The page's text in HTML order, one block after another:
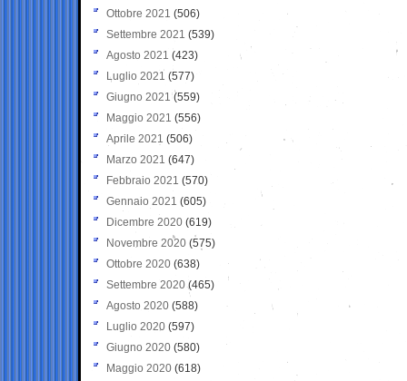
Ottobre 2021 (506)
Settembre 2021 (539)
Agosto 2021 (423)
Luglio 2021 (577)
Giugno 2021(559)
Maggio 2021 (556)
Aprile 2021 (506)
Marzo 2021 (647)
Febbraio 2021 (570)
Gennaio 2021 (605)
Dicembre 2020 (619)
Novembre 2020 (575)
Ottobre 2020 (638)
Settembre 2020(465)
Agosto 2020 (588)
Luglio 2020 (597)
Giugno 2020 (580)
Maggio 2020 (618)